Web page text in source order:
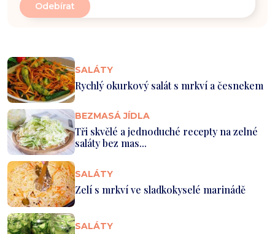
SALÁTY
Rychlý okurkový salát s mrkví a česnekem
BEZMASÁ JÍDLA
Tři skvělé a jednoduché recepty na zelné
saláty bez mas...
SALÁTY
Zelí s mrkví ve sladkokyselé marinádě
SALÁTY